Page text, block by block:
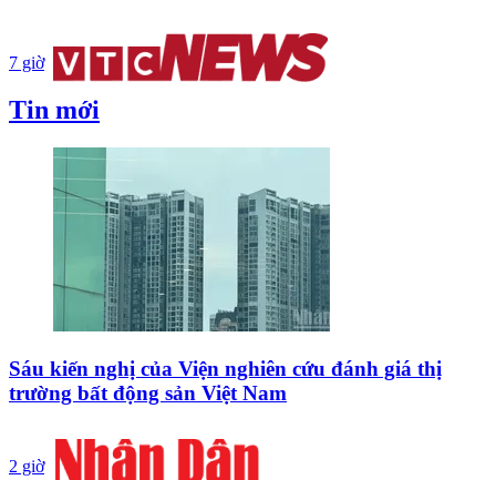
7 giờ
Tin mới
Sáu kiến nghị của Viện nghiên cứu đánh giá thị
trường bất động sản Việt Nam
2 giờ